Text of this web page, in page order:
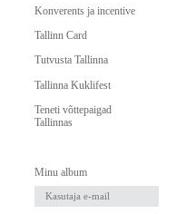
Konverents ja incentive
Tallinn Card
Tutvusta Tallinna
Tallinna Kuklifest
Teneti võttepaigad
Tallinnas
Minu album